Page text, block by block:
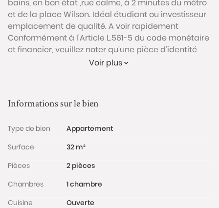
bains, en bon état ,rue calme, à 2 minutes du métro
et de la place Wilson. Idéal étudiant ou investisseur
emplacement de qualité. A voir rapidement
Conformément à l'Article L.561-5 du code monétaire
et financier, veuillez noter qu'une pièce d'identité
sera exigée pour tous les visiteurs majeurs avant
exposé sont disponibles sur le site Géorisques :
Voir plus
Informations sur le bien
Type de bien
Appartement
Surface
32 m²
Pièces
2 pièces
Chambres
1 chambre
Cuisine
Ouverte